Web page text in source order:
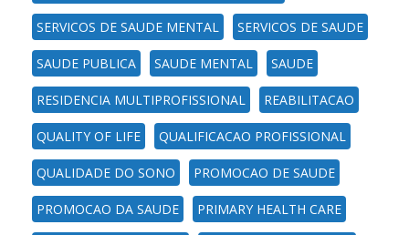
SERVICOS DE SAUDE MENTAL SERVICOS DE SAUDE
SAUDE PUBLICA SAUDE MENTAL SAUDE
RESIDENCIA MULTIPROFISSIONAL REABILITACAO
QUALITY OF LIFE QUALIFICACAO PROFISSIONAL
QUALIDADE DO SONO PROMOCAO DE SAUDE
PROMOCAO DA SAUDE PRIMARY HEALTH CARE